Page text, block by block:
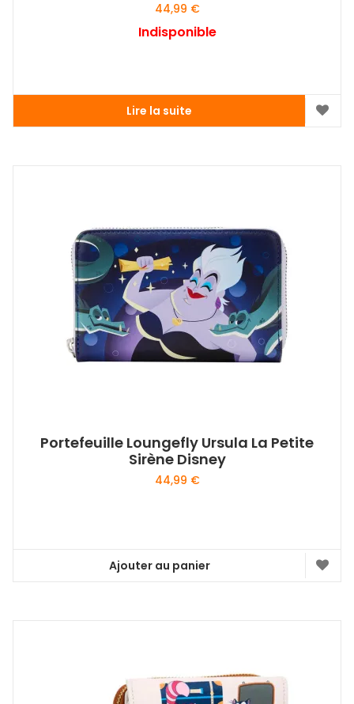
44,99 €
Indisponible
Lire la suite
Portefeuille Loungefly Ursula La Petite
Sirène Disney
44,99 €
Ajouter au panier